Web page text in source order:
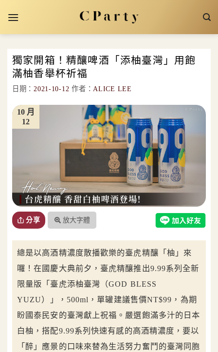
獨家開箱！精釀啤酒「添柚臺灣」用飽
滿柚香舉杯祈福
日期：2021-10-12 作者：ALICE LEE
12
10 月
分享 放大字體
總是以高酒精濃度散播歡樂的臺虎精釀「柚」來
囉！在國慶大典前夕，臺虎精釀推出9.99系列全新
限量版「臺虎添柚臺灣（GOD BLESS
YUZU）」，500ml，單罐建議售價NT$99，為期
盼國泰民安的臺灣獻上祝福。嚴選飽滿多汁的日本
白柚，搭配9.99系列快速有感的高酒精濃度，要以
「醉」應景的口味來替為生活努力奮鬥的臺灣同胞